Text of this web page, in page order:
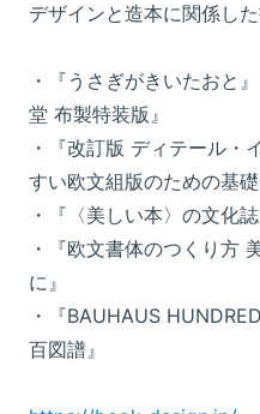
デザインと造本に関係し
・『うさぎがきいたおと
堂 布製特装版』
・『改訂版 ディテール・
すい欧文組版のための基礎
・『〈美しい本〉の文化
・『欧文書体のつくり方
に』
・『BAUHAUS
百図譜』